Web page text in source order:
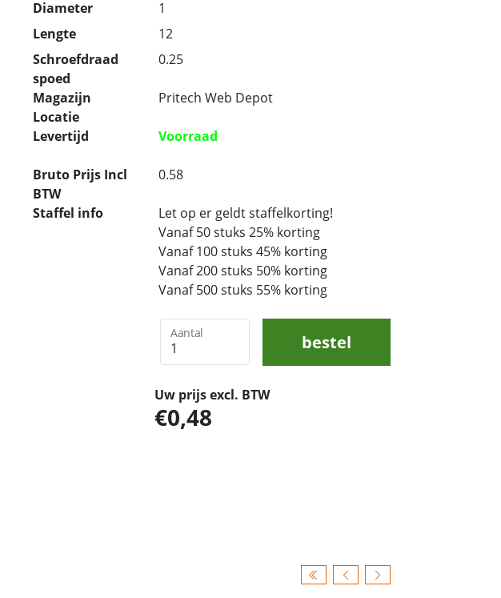
Diameter
1
Lengte
12
Schroefdraad
spoed
0.25
Magazijn
Locatie
Pritech Web Depot
Levertijd Voorraad
Bruto Prijs Incl
BTW
0.58
Staffel info
Let op er geldt staffelkorting!
Vanaf 50 stuks 25% korting
Vanaf 100 stuks 45% korting
Vanaf 200 stuks 50% korting
Vanaf 500 stuks 55% korting
Aantal bestel
Uw prijs excl. BTW
0,48